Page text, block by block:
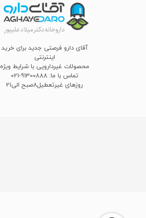
Bioriginal - بایورجینال
Blephamed - بلفامد
Body Respect - بادی رسپکت
بنیان کسری سرشت سلامت
Booali Daroo - بوعلی دارو
آقای دارو فرصتی جدید برای خرید
اینترنتی
محصولات غیردارویی با شرایط ویژه
تماس با ما: 91300888-021
روزهای غیرتعطیل8صبح الی21